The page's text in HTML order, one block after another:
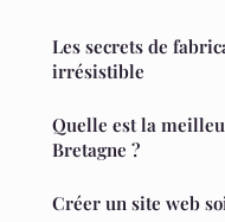
Les secrets de
irrésistible
Quelle est la
Bretagne ?
Créer un site web